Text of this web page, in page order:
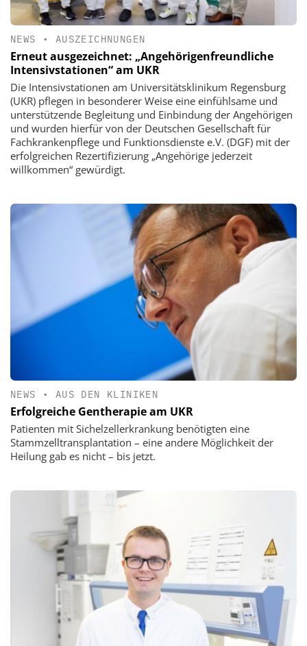
NEWS • AUSZEICHNUNGEN
Erneut ausgezeichnet: „Angehörigenfreundliche
Intensivstationen“ am UKR
Die Intensivstationen am Universitätsklinikum Regensburg
(UKR) pflegen in besonderer Weise eine einfühlsame und
unterstützende Begleitung und Einbindung der Angehörigen
und wurden hierfür von der Deutschen Gesellschaft für
Fachkrankenpflege und Funktionsdienste e.V. (DGF) mit der
erfolgreichen Rezertifizierung „Angehörige jederzeit
willkommen“ gewürdigt.
NEWS • AUS DEN KLINIKEN
Erfolgreiche Gentherapie am UKR
Patienten mit Sichelzellerkrankung benötigten eine
Stammzelltransplantation – eine andere Möglichkeit der
Heilung gab es nicht – bis jetzt.